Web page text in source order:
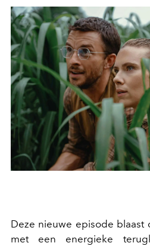
Deze nieuwe episode blaast
met een energieke